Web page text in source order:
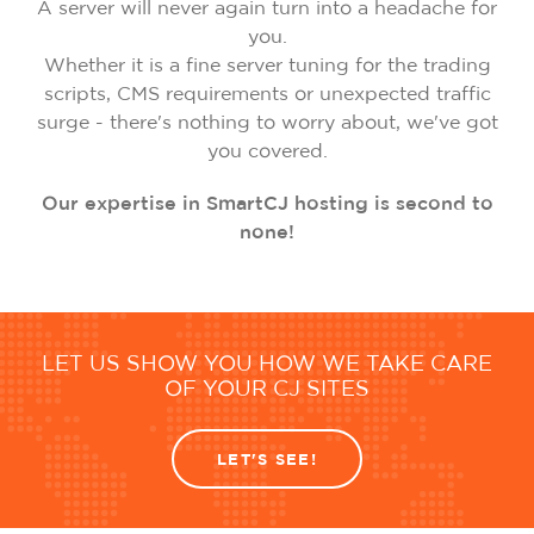
A server will never again turn into a headache for
you.
Whether it is a fine server tuning for the trading
scripts, CMS requirements or unexpected traffic
surge - there's nothing to worry about, we've got
you covered.
Our expertise in SmartCJ hosting is second to
none!
LET US SHOW YOU HOW WE TAKE CARE
OF YOUR CJ SITES
LET'S SEE!